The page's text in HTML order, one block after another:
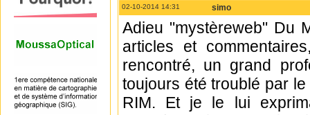
02-10-2014 14:31 simo
Adieu "mystèreweb" Du
articles et
rencontré, un grand
toujours été troublé par
RIM. Et je le lui